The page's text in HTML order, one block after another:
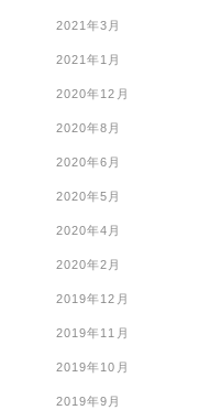
2021年3月
2021年1月
2020年12月
2020年8月
2020年6月
2020年5月
2020年4月
2020年2月
2019年12月
2019年11月
2019年10月
2019年9月